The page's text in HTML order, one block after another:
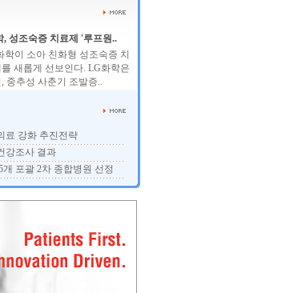
, 성조숙증 치료제 '루프원..
학이 소아 친화형 성조숙증 치
를 새롭게 선보인다. LG화학은
, 중추성 사춘기 조발증..
료 강화 추진전략
강조사 결과
개 포괄 2차 종합병원 선정